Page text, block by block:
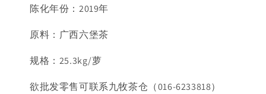
陈化年份：2019年
原料：广西六堡茶
规格：25.3kg/萝
欲批发零售可联系九牧茶仓（016-6233818）